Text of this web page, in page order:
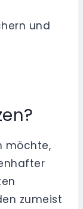
und
möchte,
zumeist